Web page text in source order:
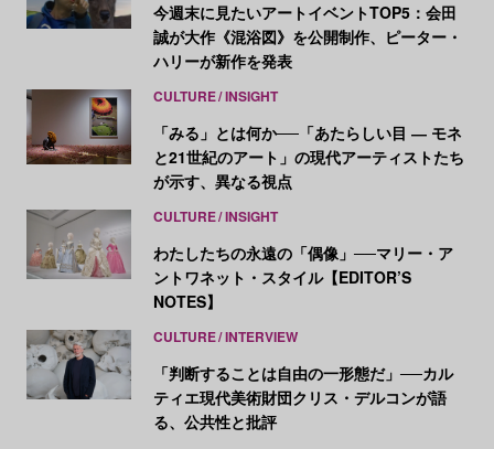
今週末に見たいアートイベントTOP5：会田
誠が大作《混浴図》を公開制作、ピーター・
ハリーが新作を発表
CULTURE INSIGHT
「みる」とは何か──「あたらしい目 ― モネ
と21世紀のアート」の現代アーティストたち
が示す、異なる視点
CULTURE INSIGHT
わたしたちの永遠の「偶像」──マリー・ア
ントワネット・スタイル【EDITOR’S
NOTES】
CULTURE INTERVIEW
「判断することは自由の一形態だ」──カル
ティエ現代美術財団クリス・デルコンが語
る、公共性と批評